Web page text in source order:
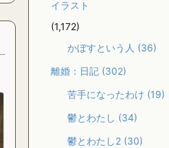
イラスト
(1,172)
かぼすという人 (36)
離婚：日記 (302)
苦手になったわけ (19)
鬱とわたし (34)
鬱とわたし2 (30)